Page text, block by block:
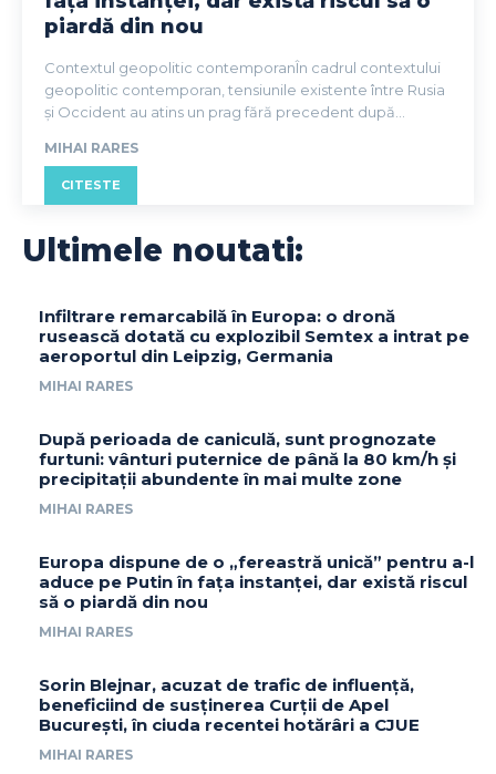
piardă din nou
Contextul geopolitic contemporanÎn cadrul contextului
geopolitic contemporan, tensiunile existente între Rusia
și Occident au atins un prag fără precedent după...
MIHAI RARES
CITESTE
Ultimele noutati:
Infiltrare remarcabilă în Europa: o dronă
rusească dotată cu explozibil Semtex a intrat pe
aeroportul din Leipzig, Germania
MIHAI RARES
După perioada de caniculă, sunt prognozate
furtuni: vânturi puternice de până la 80 km/h și
precipitații abundente în mai multe zone
MIHAI RARES
Europa dispune de o „fereastră unică” pentru a-l
aduce pe Putin în fața instanței, dar există riscul
să o piardă din nou
MIHAI RARES
Sorin Blejnar, acuzat de trafic de influență,
beneficiind de susținerea Curții de Apel
București, în ciuda recentei hotărâri a CJUE
MIHAI RARES